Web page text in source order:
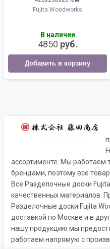
Fujita Woodworks
В наличии
4850 руб.
Добавить в корзину
ассортименте. Мы работаем
брендами, поэтому все
Все Разделочные доски
качественных материалов.
Разделочные доски Fujita
доставкой по Москве и в
нашу продукцию мы
работаем напрямую с